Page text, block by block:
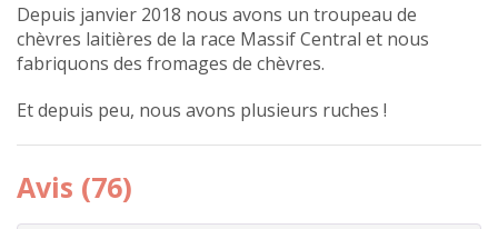
Depuis janvier 2018 nous avons un troupeau de
chèvres laitières de la race Massif Central et nous
fabriquons des fromages de chèvres.
Et depuis peu, nous avons plusieurs ruches !
Avis (76)